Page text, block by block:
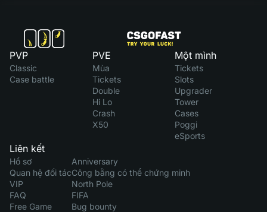
PVP
Classic
Case battle
PVE
Mùa
Tickets
Double
Hi Lo
Crash
X50
Một mình
Tickets
Slots
Upgrader
Tower
Cases
Poggi
eSports
Liên kết
Hồ sơ
Quan hệ đối tác
VIP
FAQ
Free Game
Anniversary
Công bằng có thể chứng minh
North Pole
FIFA
Bug bounty